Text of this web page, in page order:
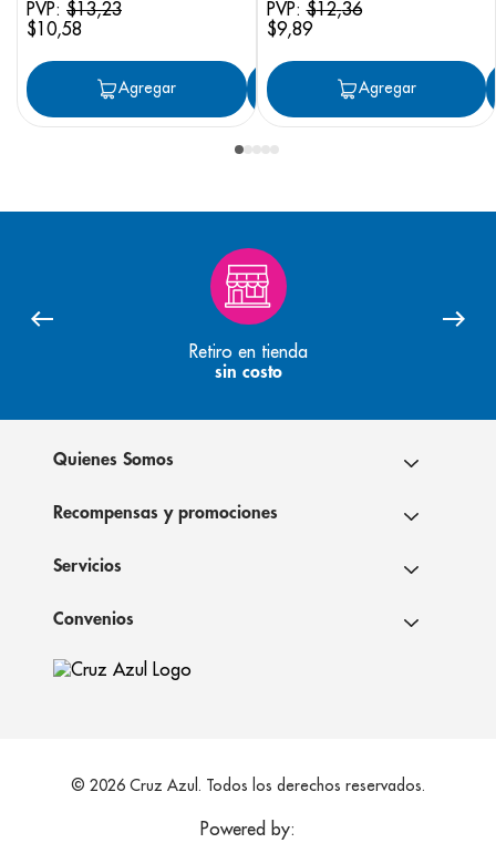
PVP: $13,23
$10,58
Agregar Agregar
PVP:$12,36
$9,89
Agregar
Retiro en tienda
sin costo
Quienes Somos
Recompensas y promociones
Servicios
Convenios
© 2026 Cruz Azul. Todos los derechos reservados.
Powered by: